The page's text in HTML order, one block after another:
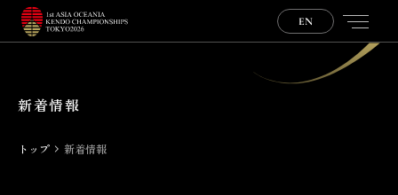
EN
New
新着情報
トップ 新着情報